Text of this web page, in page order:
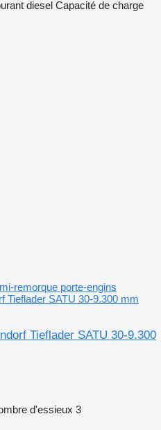
diesel Capacité de charge
remorque porte-engins
Tieflader SATU 30-9.300 mm
Tieflader SATU 30-9.300
d'essieux 3